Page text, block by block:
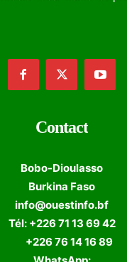
Contact
Bobo-Dioulasso
Burkina Faso
info@ouestinfo.bf
Tél: +226 71 13 69 42
+226 76 14 16 89